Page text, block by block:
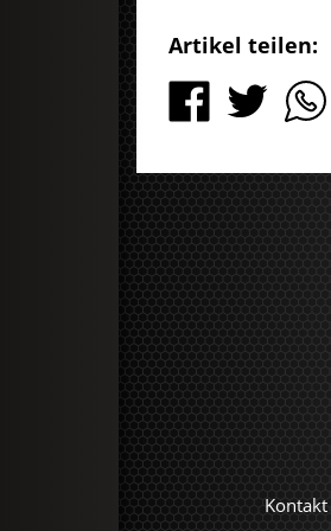
Artikel teilen:
Kontakt